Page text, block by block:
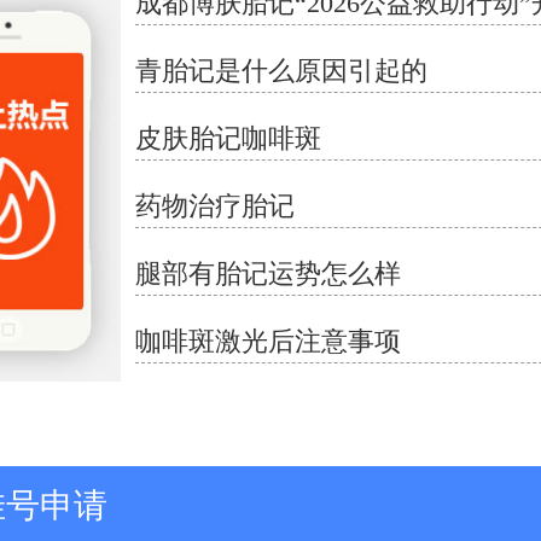
青胎记是什么原因引起的
皮肤胎记咖啡斑
药物治疗胎记
腿部有胎记运势怎么样
咖啡斑激光后注意事项
申请